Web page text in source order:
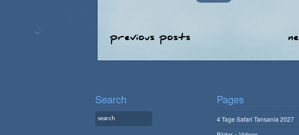
Search Pages
4 Tage Safari Tansania 2027